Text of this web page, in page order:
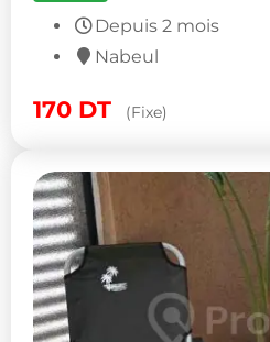
Depuis 2 mois
Nabeul
170 DT (Fixe)